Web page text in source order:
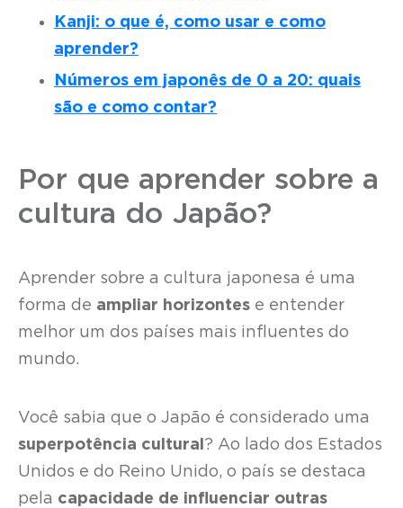
Kanji: o que é, como usar e como
aprender?
Números em japonês de 0 a 20: quais
são e como contar?
Por que aprender sobre a
cultura do Japão?
Aprender sobre a cultura japonesa é uma
forma de ampliar horizontes e entender
melhor um dos países mais influentes do
mundo.
Você sabia que o Japão é considerado uma
superpotência cultural ? Ao lado dos Estados
Unidos e do Reino Unido, o país se destaca
pela capacidade de influenciar outras